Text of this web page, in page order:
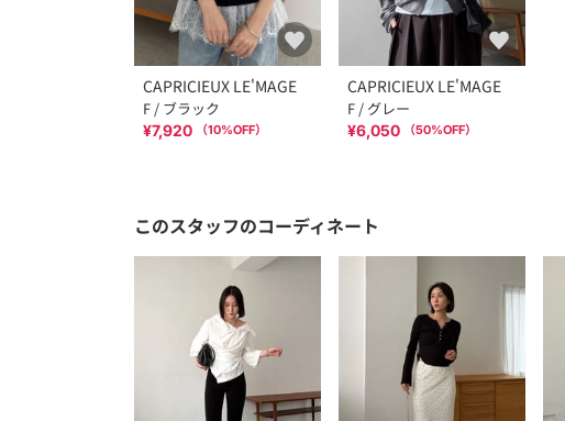
CAPRICIEUX LE'MAGE
F / ブラック
¥7,920 （10%OFF）
CAPRICIEUX LE'MAGE
F / グレー
¥6,050 （50%OFF）
このスタッフのコーディネート